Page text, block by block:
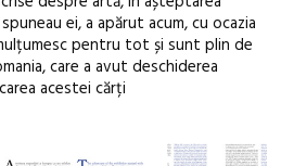
ei, a apărut acum, cu ocazia
pentru tot și sunt plin de
care a avut deschiderea
acestei cărți